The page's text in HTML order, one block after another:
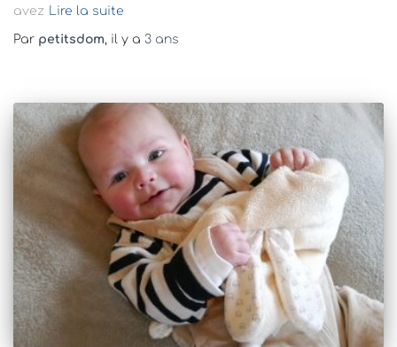
avez
Lire la suite
Par petitsdom, il y a 3 ans